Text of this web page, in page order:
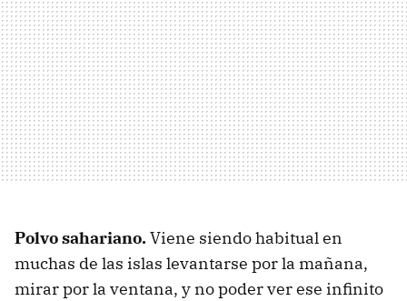
Polvo sahariano.Viene siendo habitual en
muchas de las islas levantarse por la mañana,
mirar por la ventana, y no poder ver ese infinito